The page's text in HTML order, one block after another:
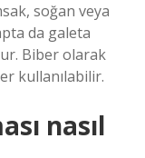
soğan veya
da galeta
Biber olarak
kullanılabilir.
nasıl